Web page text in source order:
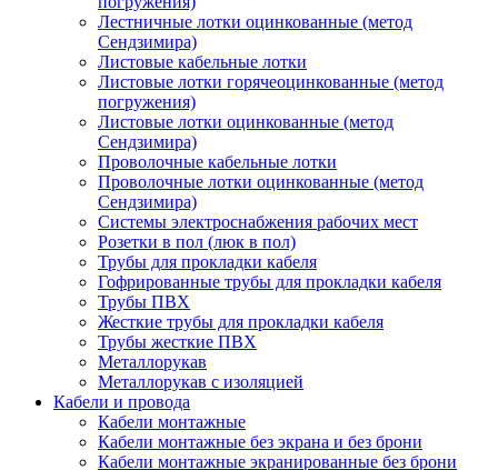
Лестничные лотки оцинкованные (метод
Сендзимира)
Листовые кабельные лотки
Листовые лотки горячеоцинкованные (метод
погружения)
Листовые лотки оцинкованные (метод
Сендзимира)
Проволочные кабельные лотки
Проволочные лотки оцинкованные (метод
Сендзимира)
Системы электроснабжения рабочих мест
Розетки в пол (люк в пол)
Трубы для прокладки кабеля
Гофрированные трубы для прокладки кабеля
Трубы ПВХ
Жесткие трубы для прокладки кабеля
Трубы жесткие ПВХ
Металлорукав
Металлорукав с изоляцией
Кабели и провода
Кабели монтажные
Кабели монтажные без экрана и без брони
Кабели монтажные экранированные без брони